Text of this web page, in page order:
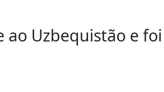
Uzbequistão e